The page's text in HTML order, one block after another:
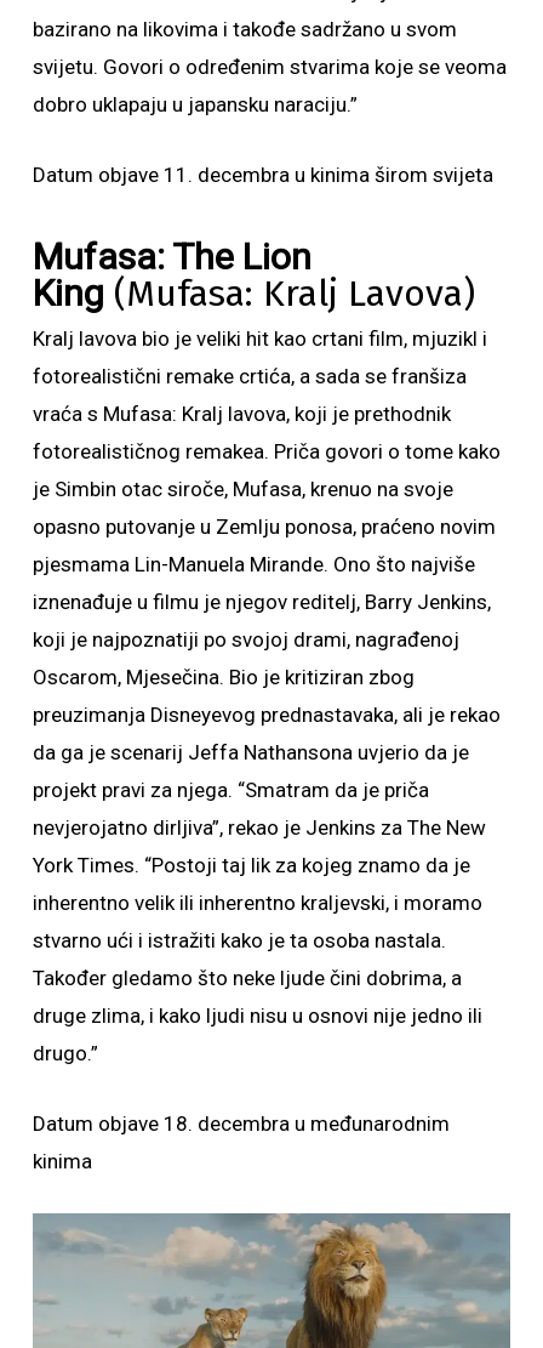
bazirano na likovima i takođe sadržano u svom
svijetu. Govori o određenim stvarima koje se veoma
dobro uklapaju u japansku naraciju.”
Datum objave 11. decembra u kinima širom svijeta
Mufasa: The Lion
King (Mufasa: Kralj Lavova)
Kralj lavova bio je veliki hit kao crtani film, mjuzikl i
fotorealistični remake crtića, a sada se franšiza
vraća s Mufasa: Kralj lavova, koji je prethodnik
fotorealističnog remakea. Priča govori o tome kako
je Simbin otac siroče, Mufasa, krenuo na svoje
opasno putovanje u Zemlju ponosa, praćeno novim
pjesmama Lin-Manuela Mirande. Ono što najviše
iznenađuje u filmu je njegov reditelj, Barry Jenkins,
koji je najpoznatiji po svojoj drami, nagrađenoj
Oscarom, Mjesečina. Bio je kritiziran zbog
preuzimanja Disneyevog prednastavaka, ali je rekao
da ga je scenarij Jeffa Nathansona uvjerio da je
projekt pravi za njega. “Smatram da je priča
nevjerojatno dirljiva”, rekao je Jenkins za The New
York Times. “Postoji taj lik za kojeg znamo da je
inherentno velik ili inherentno kraljevski, i moramo
stvarno ući i istražiti kako je ta osoba nastala.
Također gledamo što neke ljude čini dobrima, a
druge zlima, i kako ljudi nisu u osnovi nije jedno ili
drugo.”
Datum objave 18. decembra u međunarodnim
kinima